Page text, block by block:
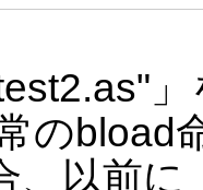
のbload
、以前